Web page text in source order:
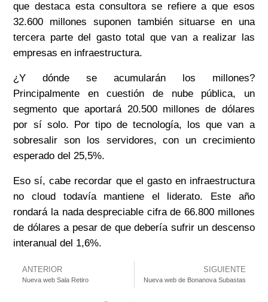
que destaca esta consultora se refiere a que esos
32.600 millones suponen también situarse en una
tercera parte del gasto total que van a realizar las
empresas en infraestructura.
¿Y dónde se acumularán los millones?
Principalmente en cuestión de nube pública, un
segmento que aportará 20.500 millones de dólares
por sí solo. Por tipo de tecnología, los que van a
sobresalir son los servidores, con un crecimiento
esperado del 25,5%.
Eso sí, cabe recordar que el gasto en infraestructura
no cloud todavía mantiene el liderato. Este año
rondará la nada despreciable cifra de 66.800 millones
de dólares a pesar de que debería sufrir un descenso
interanual del 1,6%.
ANTERIOR
Nueva web Sala Retiro
SIGUIENTE
Nueva web de Bonanova Subastas